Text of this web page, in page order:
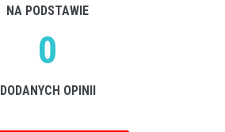
NA PODSTAWIE
0
DODANYCH OPINII